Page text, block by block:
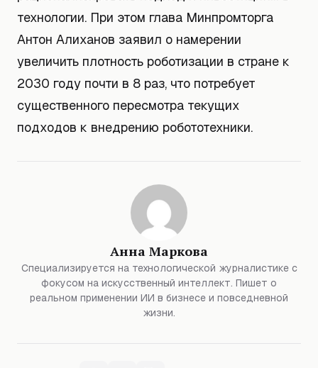
технологии. При этом глава Минпромторга
Антон Алиханов заявил о намерении
увеличить плотность роботизации в стране к
2030 году почти в 8 раз, что потребует
существенного пересмотра текущих
подходов к внедрению робототехники.
Анна Маркова
Специализируется на технологической журналистике с
фокусом на искусственный интеллект. Пишет о
реальном применении ИИ в бизнесе и повседневной
жизни.